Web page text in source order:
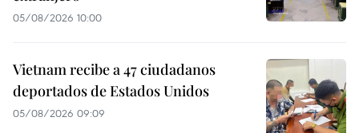
05/08/2026 10:00
Vietnam recibe a 47 ciudadanos
deportados de Estados Unidos
05/08/2026 09:09